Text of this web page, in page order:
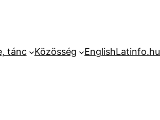
tánc Közösség EnglishLatinfo.hu